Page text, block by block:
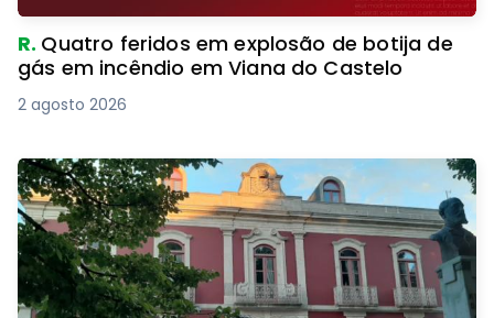
R. Quatro feridos em explosão de botija de
gás em incêndio em Viana do Castelo
2 agosto 2026